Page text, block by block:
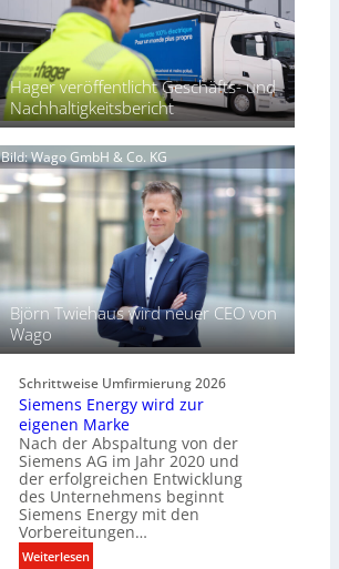
0
2
7
b
ü
n
d
e
l
h
t
u
d
B
e
l
e
u
c
h
t
0
5
l
s
S
h
l
ü
l
f
ü
r
i
g
i
t
a
l
e
P
r
Hager veröffentlicht Geschäfts- und
Nachhaltigkeitsbericht
Bild: Wago GmbH & Co. KG
Björn Twiehaus wird neuer CEO von
Wago
Schrittweise Umfirmierung 2026
Siemens Energy wird zur
eigenen Marke
Nach der Abspaltung von der
Siemens AG im Jahr 2020 und
der erfolgreichen Entwicklung
des Unternehmens beginnt
Siemens Energy mit den
Vorbereitungen…
Weiterlesen: